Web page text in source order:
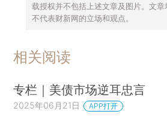
载授权并不包括上述文章及图片。文章
不代表财新网的立场和观点。
相关阅读
专栏｜美债市场逆耳忠言
2025年06月21日 APP打开